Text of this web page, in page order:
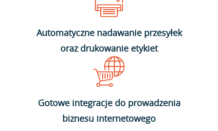
Automatyczne nadawanie przesyłek
oraz drukowanie etykiet
Gotowe integracje do prowadzenia
biznesu internetowego